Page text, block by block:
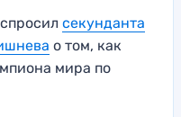
секунданта
о том, как
мира по